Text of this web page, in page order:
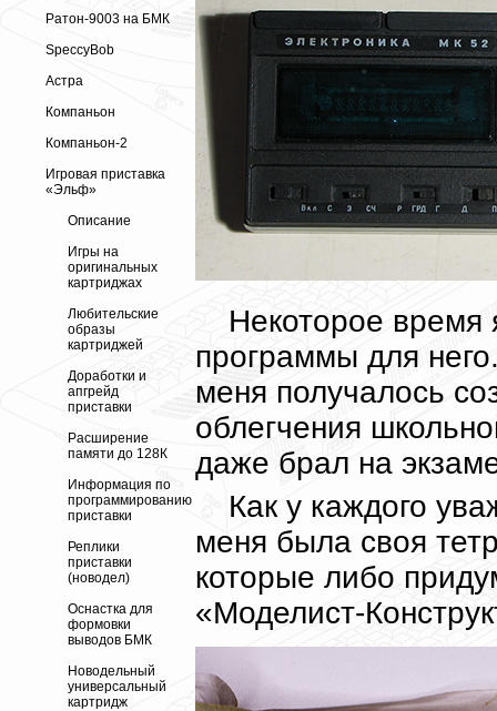
Ратон-9003 на БМК
SpeccyBob
Астра
Компаньон
Компаньон-2
Игровая приставка
«Эльф»
Описание
Игры на
оригинальных
картриджах
Любительские
образы
картриджей
Доработки и
апгрейд
приставки
Расширение
памяти до 128К
Информация по
программированию
приставки
Реплики
приставки
(новодел)
Оснастка для
формовки
выводов БМК
Новодельный
универсальный
картридж
Некоторое время
программы для
меня получалось
облегчения
даже брал на
Как у каждого
меня была своя
которые либо
«Моделист-